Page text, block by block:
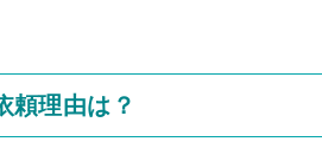
頼理由は？